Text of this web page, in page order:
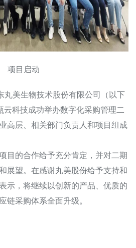
项目启动
丸美生物技术股份有限公司（以下
云科技成功举办数字化采购管理二
高层、相关部门负责人和项目组成
目的合作给予充分肯定，并对二期
展望。在感谢丸美股份给予支持和
示，将继续以创新的产品、优质的
链采购体系全面升级。